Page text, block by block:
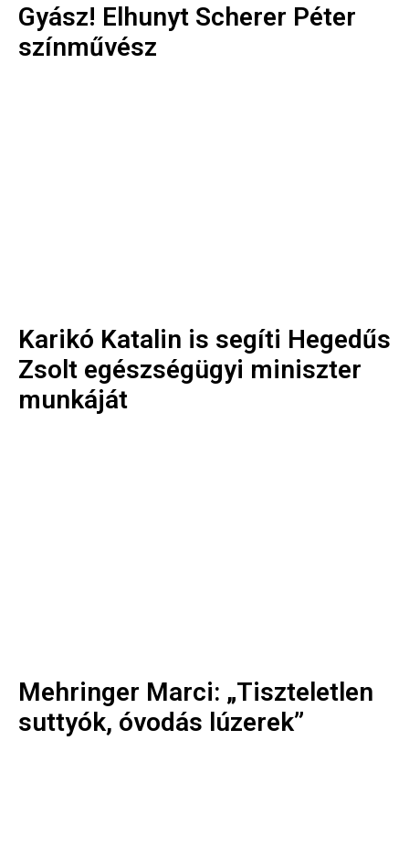
Gyász! Elhunyt Scherer Péter
színművész
Karikó Katalin is segíti Hegedűs
Zsolt egészségügyi miniszter
munkáját
Mehringer Marci: „Tiszteletlen
suttyók, óvodás lúzerek”